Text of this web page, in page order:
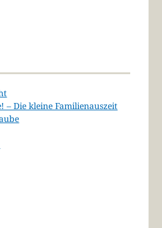
– Die kleine Familienauszeit